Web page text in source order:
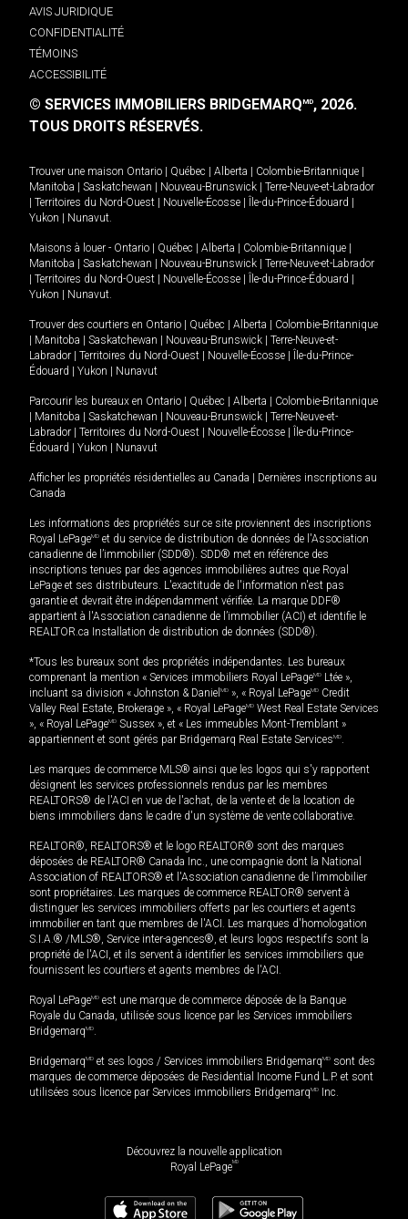
AVIS JURIDIQUE
CONFIDENTIALITÉ
TÉMOINS
ACCESSIBILITÉ
© SERVICES IMMOBILIERS BRIDGEMARQMD, 2026.
TOUS DROITS RÉSERVÉS.
Trouver une maison Ontario Québec Alberta Colombie-Britannique
Manitoba
Saskatchewan Nouveau-Brunswick
Terre-Neuve-et-Labrador
Territoires du Nord-Ouest Nouvelle-Écosse Île-du-Prince-Édouard
Yukon
Nunavut.
Maisons à louer - Ontario Québec Alberta Colombie-Britannique
Manitoba
Saskatchewan Nouveau-Brunswick
Terre-Neuve-et-Labrador
Territoires du Nord-Ouest Nouvelle-Écosse Île-du-Prince-Édouard
Yukon
Nunavut.
Trouver des courtiers en Ontario Québec Alberta
Colombie-Britannique
Manitoba Saskatchewan Nouveau-Brunswick
Terre-Neuve-et-
Labrador
Territoires du Nord-Ouest Nouvelle-Écosse
Île-du-Prince-
Édouard
Yukon Nunavut
Parcourir les bureaux en Ontario Québec Alberta
Colombie-Britannique
Manitoba Saskatchewan Nouveau-Brunswick
Terre-Neuve-et-
Labrador
Territoires du Nord-Ouest Nouvelle-Écosse
Île-du-Prince-
Édouard
Yukon Nunavut
Afficher les propriétés résidentielles au Canada
Dernières inscriptions au
Canada
Les informations des propriétés sur ce site proviennent des inscriptions
Royal LePageMD et du service de distribution de données de l'Association
canadienne de l’immobilier (SDD®). SDD® met en référence des
inscriptions tenues par des agences immobilières autres que Royal
LePage et ses distributeurs. L'exactitude de l'information n'est pas
garantie et devrait être indépendamment vérifiée. La marque DDF®
appartient à l'Association canadienne de l’immobilier (ACI) et identifie le
REALTOR.ca Installation de distribution de données (SDD®).
*Tous les bureaux sont des propriétés indépendantes. Les bureaux
comprenant la mention « Services immobiliers Royal LePageMD Ltée »,
incluant sa division « Johnston & Daniel MD », « Royal LePageMD Credit
Valley Real Estate, Brokerage », « Royal LePageMD West Real Estate Services
», « Royal LePageMD Sussex », et « Les immeubles Mont-Tremblant »
appartiennent et sont gérés par Bridgemarq Real Estate ServicesMD.
Les marques de commerce MLS® ainsi que les logos qui s'y rapportent
désignent les services professionnels rendus par les membres
REALTORS® de l'ACI en vue de l'achat, de la vente et de la location de
biens immobiliers dans le cadre d'un système de vente collaborative.
REALTOR®, REALTORS® et le logo REALTOR® sont des marques
déposées de REALTOR® Canada Inc., une compagnie dont la National
Association of REALTORS® et l'Association canadienne de l’immobilier
sont propriétaires. Les marques de commerce REALTOR® servent à
distinguer les services immobiliers offerts par les courtiers et agents
immobilier en tant que membres de l'ACI. Les marques d'homologation
S.I.A.® /MLS®, Service inter-agences®, et leurs logos respectifs sont la
propriété de l'ACI, et ils servent à identifier les services immobiliers que
fournissent les courtiers et agents membres de l'ACI.
Royal LePageMD est une marque de commerce déposée de la Banque
Royale du Canada, utilisée sous licence par les Services immobiliers
BridgemarqMD.
BridgemarqMD et ses logos / Services immobiliers BridgemarqMD sont des
marques de commerce déposées de Residential Income Fund L.P. et sont
utilisées sous licence par Services immobiliers BridgemarqMD Inc.
Découvrez la nouvelle application
Royal LePageMD